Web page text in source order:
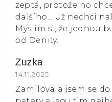
zeptá, protože ho
dalšího... Už nechci
Myslím si, že jednou
od Denity.
Zuzka
Hodnocení obchodu je
14.11.2025
Zamilovala jsem se